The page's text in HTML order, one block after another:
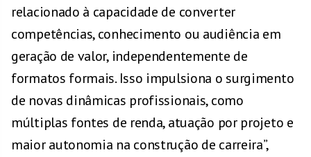
relacionado à capacidade de converter
competências, conhecimento ou audiência em
geração de valor, independentemente de
formatos formais. Isso impulsiona o surgimento
de novas dinâmicas profissionais, como
múltiplas fontes de renda, atuação por projeto e
maior autonomia na construção de carreira”,